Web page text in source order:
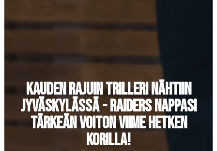
KAUDEN RAJUIN TRILLERI NÄHTIIN
JYVÄSKYLÄSSÄ - RAIDERS NAPPASI
TÄRKEÄN VOITON VIIME HETKEN
KORILLA!